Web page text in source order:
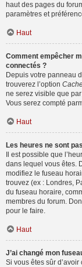
haut des pages du
paramètres et
Haut
Comment empêcher
connectés ?
Depuis votre panneau
trouverez l’option
ne serez visible que
Vous serez compté
Haut
Les heures ne sont
Il est possible que
dans lequel vous êtes.
modifiez le fuseau
trouvez (ex : Londres,
du fuseau horaire,
membres du forum.
pour le faire.
Haut
J’ai changé mon
Si vous êtes sûr